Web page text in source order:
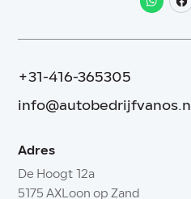
+31-416-365305
info@autobedrijfvanos.nl
Adres
De Hoogt 12a
5175 AXLoon op Zand